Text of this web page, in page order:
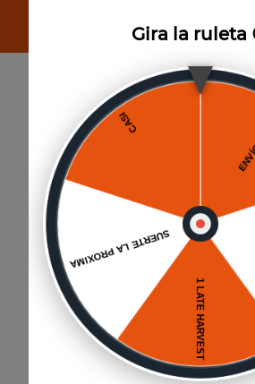
Paga hasta 6
Sin interés por Mercado
Gira la ruleta